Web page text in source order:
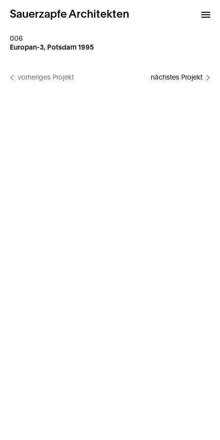
Sauerzapfe Architekten
Archiv
006
Europan-3, Potsdam 1995
vorheriges Projekt nächstes Projekt